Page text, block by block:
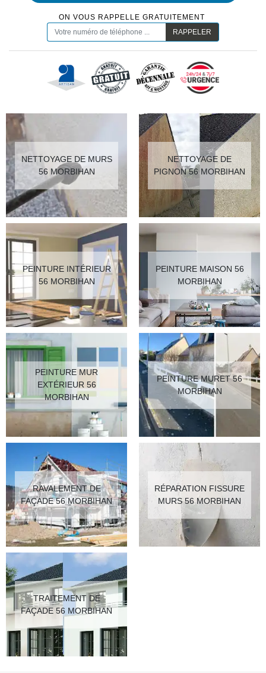
ON VOUS RAPPELLE GRATUITEMENT
NETTOYAGE DE MURS
56 MORBIHAN
NETTOYAGE DE
PIGNON 56 MORBIHAN
PEINTURE INTÉRIEUR
56 MORBIHAN
PEINTURE MAISON 56
MORBIHAN
PEINTURE MUR
EXTÉRIEUR 56
MORBIHAN
PEINTURE MURET 56
MORBIHAN
RAVALEMENT DE
FAÇADE 56 MORBIHAN
RÉPARATION FISSURE
MURS 56 MORBIHAN
TRAITEMENT DE
FAÇADE 56 MORBIHAN